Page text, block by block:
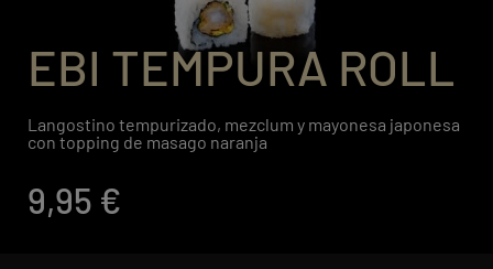
EBI TEMPURA ROLL
Langostino tempurizado, mezclum y mayonesa japonesa
con topping de masago naranja
9,95 €